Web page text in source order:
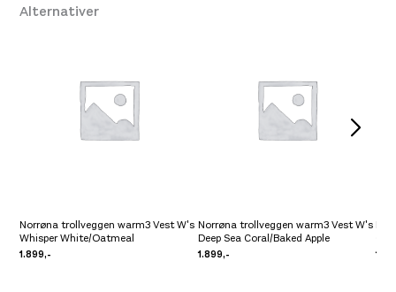
Alternativer
Norrøna trollveggen warm3 Vest W's
Whisper White/Oatmeal
1.899,-
Norrøna trollveggen warm3 Vest W's
Deep Sea Coral/Baked Apple
1.899,-